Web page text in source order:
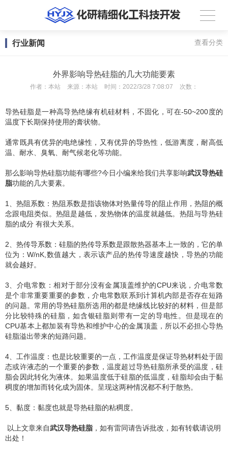
行业新闻 查看分类
外界影响导热硅脂的几大功能要素
作者： 本站 来源： 本站 时间： 2022/3/28 7:08:07 次数：
导热硅脂是一种高导热绝缘有机硅材料，不固化，可在-50~200度的
温度下长期保持使用的膏状物。
通常既具有优异的电绝缘性，又有优异的导热性，低游离度，耐高低
温、耐水、臭氧、耐气候老化等功能。
那么影响导热硅脂功能有哪些?今日小编来给我们共享影响武汉导热硅
脂功能的几大要素。
1、热阻系数：热阻系数是指该物体对热量传导的阻止作用，热阻的概
念跟电阻类似。热阻是越低，发热物体的温度就越低。热阻与导热硅
脂的成分 有很大关系。
2、热传导系数：硅脂的热传导系数是跟散热器基本上一致的，它的单
位为：W/nK,数值越大，表示该产品的热传导速度越快，导热的功能
就会越好。
3、介电常数：相对于部分没有金属顶盖维护的CPU来说，介电常数
是个非常重要重要的参数，介电常数联系到计算机内部是否存在短路
的问题。常用的导热硅脂所选用的都是绝缘线比较好的材料，但是部
分比较特殊的硅脂，如含银硅脂则带有一定的导电性。但是现在的
CPU基本上都加装有导热和维护中心的金属顶盖，所以不必担心导热
硅脂溢出带来的短路问题。
4、工作温度：也是比较重要的一点，工作温度是保证导热材料处于固
态或许液态的一个重要的参数，温度超过导热硅脂所承受的温度，硅
脂会因此转化为液体。如果温度低于硅脂的低温度，硅脂却会由于黏
稠度的增加而转化成为固体。呈现这两种情况都不利于散热。
5、黏度：黏度也就是导热硅脂的粘稠度。
以上文章来自武汉导热硅脂 ，如有雷同请告诉批改，如有转载请说明
出处！